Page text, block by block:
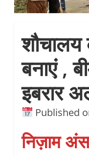
शौचालय
बनाएं ,
इबरार
Published
निज़ाम